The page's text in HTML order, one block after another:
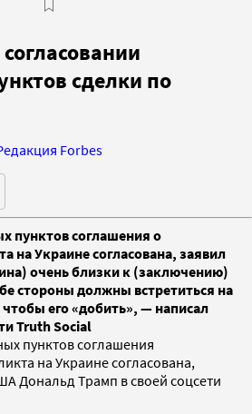
сделки по
Forbes
пунктов соглашения о
на Украине согласована, заявил
очень близки к (заключению)
стороны должны встретиться на
его «добить», — написал
Truth Social
пунктов соглашения
на Украине согласована,
Дональд Трамп в своей соцсети